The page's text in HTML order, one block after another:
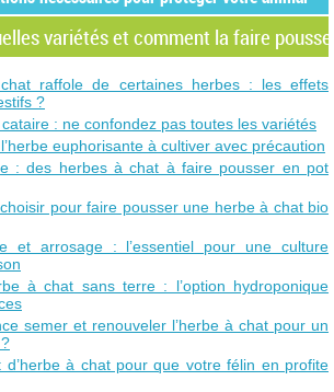
variétés et comment la faire
raffole de certaines herbes : les effets
?
: ne confondez pas toutes les variétés
euphorisante à cultiver avec précaution
: des herbes à chat à faire pousser en pot
pour faire pousser une herbe à chat bio
et arrosage : l’essentiel pour une culture
à chat sans terre : l’option hydroponique
semer et renouveler l’herbe à chat pour un
à chat pour que votre félin en profite